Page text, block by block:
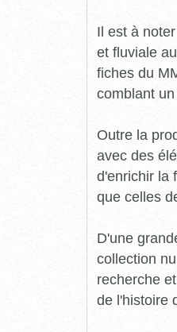
Il est à
et fluviale
fiches du
comblant
Outre la
avec des
d'enrichir la
que celles
D'une
collection
recherche
de l'histoire